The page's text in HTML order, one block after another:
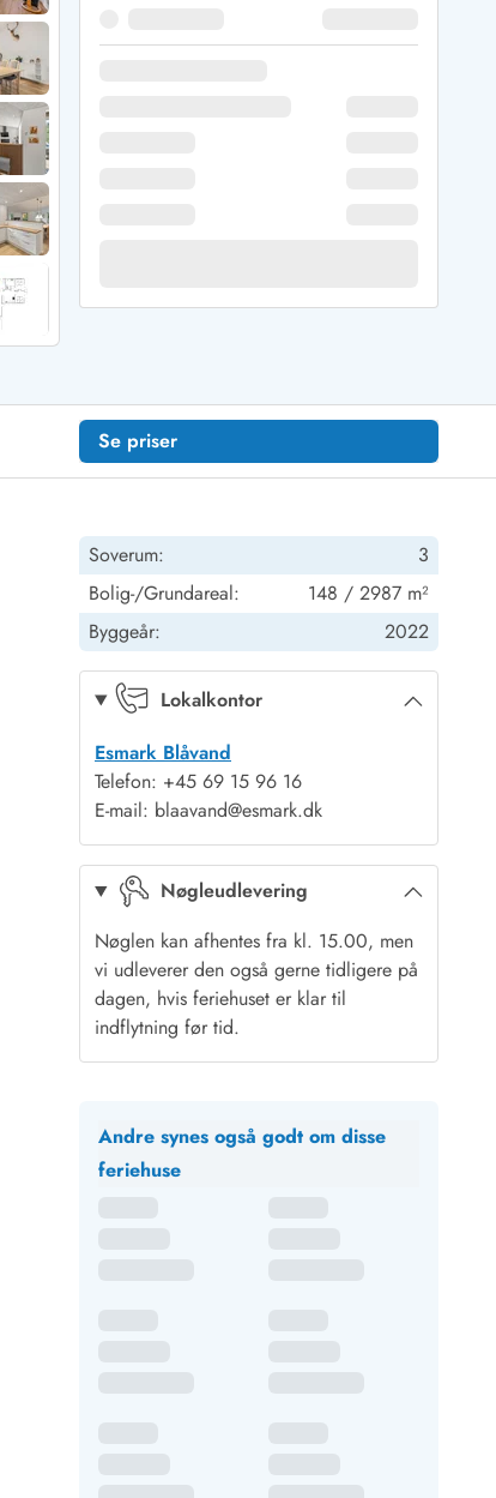
Se priser
Soverum:
3
Bolig-/Grundareal:
148 / 2987 m²
Byggeår:
2022
Lokalkontor
Esmark Blåvand
Telefon: +45 69 15 96 16
E-mail: blaavand@esmark.dk
Nøgleudlevering
Nøglen kan afhentes fra kl. 15.00, men
vi udleverer den også gerne tidligere på
dagen, hvis feriehuset er klar til
indflytning før tid.
Andre synes også godt om disse
feriehuse